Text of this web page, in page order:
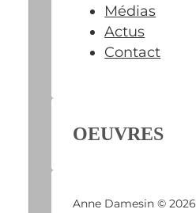
Médias
Actus
Contact
OEUVRES
Anne Damesin © 2026